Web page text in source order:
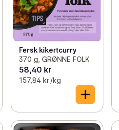
Fersk kikertcurry
370 g, GRØNNE FOLK
58,40 kr
157,84 kr /kg